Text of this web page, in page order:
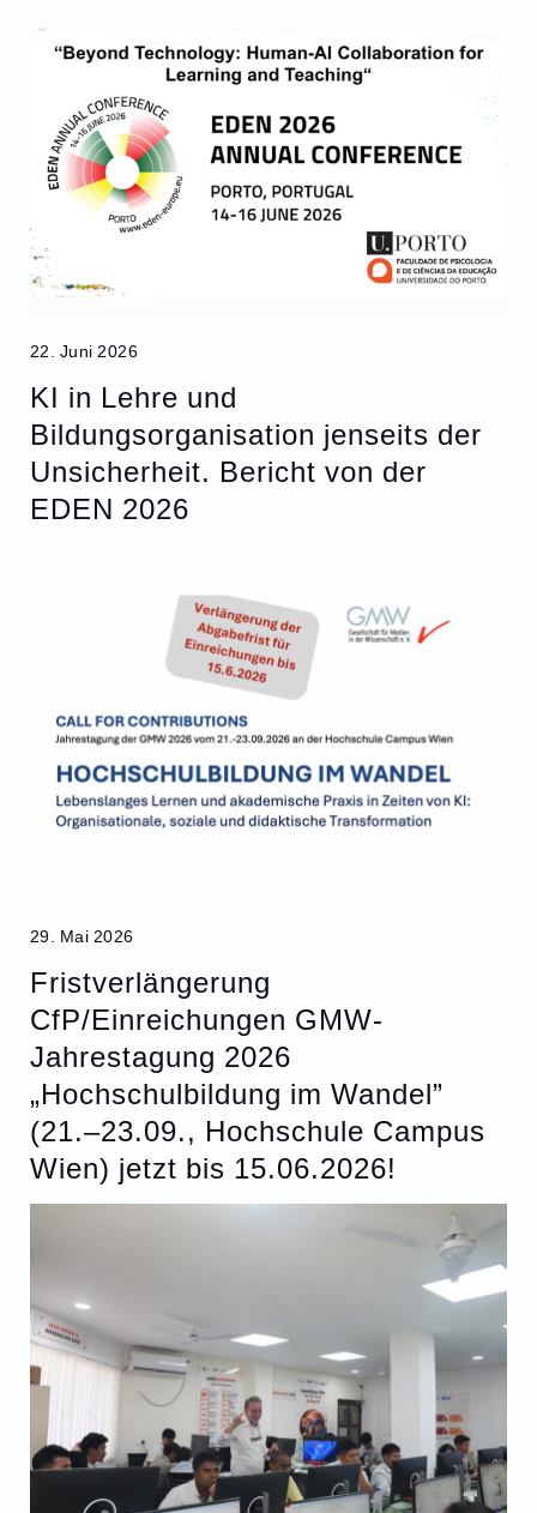
22. Juni 2026
KI in Lehre und
Bildungsorganisation jenseits der
Unsicherheit. Bericht von der
EDEN 2026
29. Mai 2026
Fristverlängerung
CfP/Einreichungen GMW-
Jahrestagung 2026
„Hochschulbildung im Wandel”
(21.–23.09., Hochschule Campus
Wien) jetzt bis 15.06.2026!